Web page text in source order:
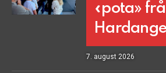
«pota» frå
7. august 2026